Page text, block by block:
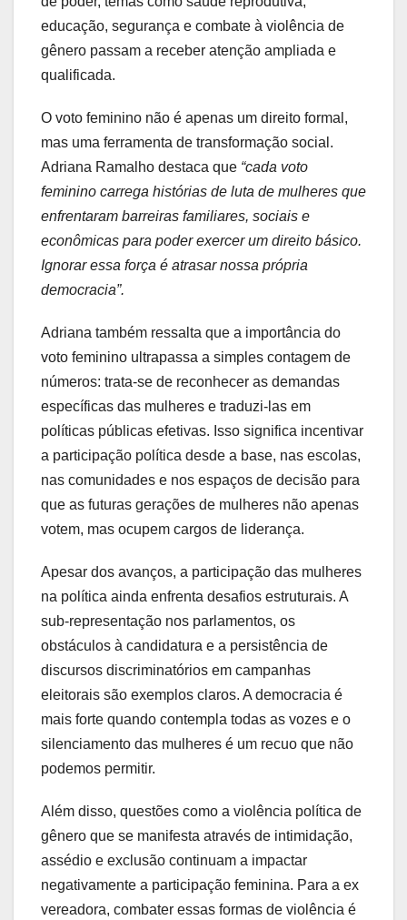
educação, segurança e combate à violência de
gênero passam a receber atenção ampliada e
qualificada.
O voto feminino não é apenas um direito formal,
mas uma ferramenta de transformação social.
Adriana Ramalho destaca que “cada voto
feminino carrega histórias de luta de mulheres que
enfrentaram barreiras familiares, sociais e
econômicas para poder exercer um direito básico.
Ignorar essa força é atrasar nossa própria
democracia”.
Adriana também ressalta que a importância do
voto feminino ultrapassa a simples contagem de
números: trata-se de reconhecer as demandas
específicas das mulheres e traduzi-las em
políticas públicas efetivas. Isso significa incentivar
a participação política desde a base, nas escolas,
nas comunidades e nos espaços de decisão para
que as futuras gerações de mulheres não apenas
votem, mas ocupem cargos de liderança.
Apesar dos avanços, a participação das mulheres
na política ainda enfrenta desafios estruturais. A
sub-representação nos parlamentos, os
obstáculos à candidatura e a persistência de
discursos discriminatórios em campanhas
eleitorais são exemplos claros. A democracia é
mais forte quando contempla todas as vozes e o
silenciamento das mulheres é um recuo que não
podemos permitir.
Além disso, questões como a violência política de
gênero que se manifesta através de intimidação,
assédio e exclusão continuam a impactar
negativamente a participação feminina. Para a ex
vereadora, combater essas formas de violência é